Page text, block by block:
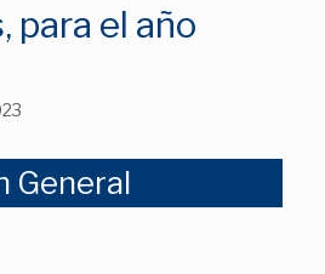
para el año
General